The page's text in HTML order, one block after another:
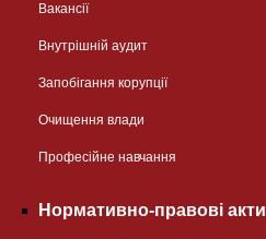
Вакансії
Внутрішній аудит
Запобігання корупції
Очищення влади
Професійне навчання
Нормативно-правові акти